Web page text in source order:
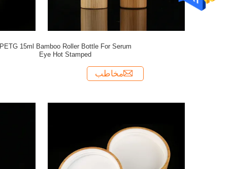
PETG 15ml Bamboo Roller Bottle For Serum
Eye Hot Stamped
مخاطب